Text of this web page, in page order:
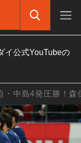
イ公式YouTubeの
・中島4発圧勝！森